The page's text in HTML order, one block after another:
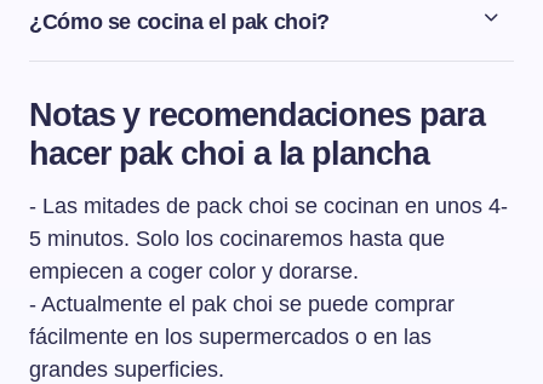
una col de origen asiático y también se le conoce con el
¿Cómo se cocina el pak choi?
La mejor manera de cocinar el pak choi o col china es
ejemplo un salteado o a la plancha.
Notas y recomendaciones para
hacer pak choi a la plancha
- Las mitades de pack choi se cocinan en unos 4-
5 minutos. Solo los cocinaremos hasta que
empiecen a coger color y dorarse.
- Actualmente el pak choi se puede comprar
fácilmente en los supermercados o en las
grandes superficies.